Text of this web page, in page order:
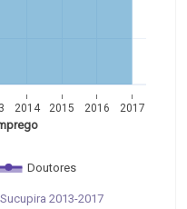
2014 2015 2016 2017
Doutores
2013-2017